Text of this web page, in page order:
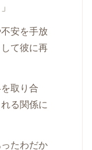
不安を手放
て彼に再
取り合
る関係に
ったわだか